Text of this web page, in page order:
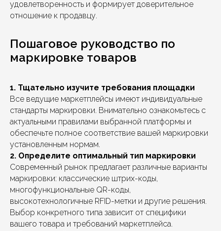
удовлетворенность и формирует доверительное
отношение к продавцу.
Пошаговое руководство по
маркировке товаров
1. Тщательно изучите требования площадки
Все ведущие маркетплейсы имеют индивидуальные
стандарты маркировки. Внимательно ознакомьтесь с
актуальными правилами выбранной платформы и
обеспечьте полное соответствие вашей маркировки
установленным нормам.
2. Определите оптимальный тип маркировки
Современный рынок предлагает различные варианты
маркировки: классические штрих-коды,
многофункциональные QR-коды,
высокотехнологичные RFID-метки и другие решения.
Выбор конкретного типа зависит от специфики
вашего товара и требований маркетплейса.